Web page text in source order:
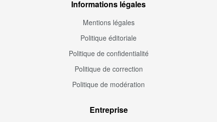
Informations légales
Mentions légales
Politique éditoriale
Politique de confidentialité
Politique de correction
Politique de modération
Entreprise